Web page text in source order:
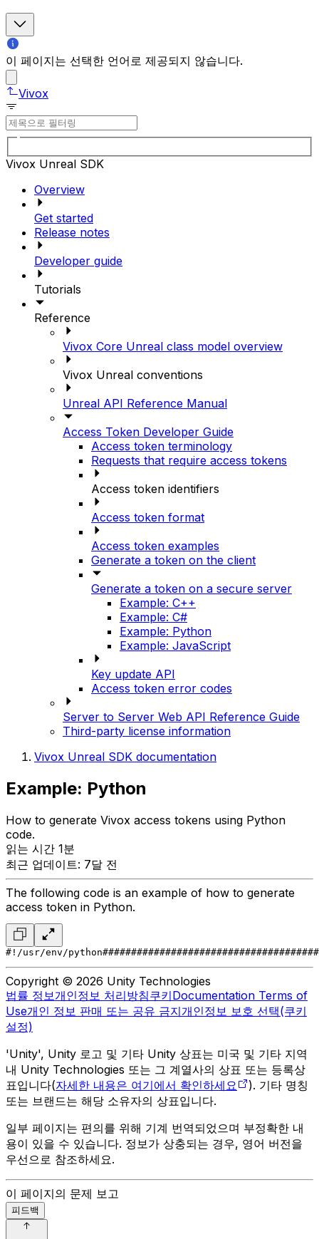
이 페이지는 선택한 언어로 제공되지 않습니다.
Vivox
Vivox Unreal SDK
Overview
Get started
Release notes
Developer guide
Tutorials
Reference
Vivox Core Unreal class model overview
Vivox Unreal conventions
Unreal API Reference Manual
Access Token Developer Guide
Access token terminology
Requests that require access tokens
Access token identifiers
Access token format
Access token examples
Generate a token on the client
Generate a token on a secure server
Example: C++
Example: C#
Example: Python
Example: JavaScript
Key update API
Access token error codes
Server to Server Web API Reference Guide
Third-party license information
Vivox Unreal SDK documentation
Example: Python
How to generate Vivox access tokens using Python
code.
읽는 시간 1분
최근 업데이트: 7달 전
The following code is an example of how to generate
access token in Python.
#!/usr/env/python
Copyright © 2026 Unity Technologies
법률 정보개인정보 처리방침쿠키Documentation Terms of
Use개인 정보 판매 또는 공유 금지개인정보 보호 선택(쿠키
설정)
'Unity', Unity 로고 및 기타 Unity 상표는 미국 및 기타 지역
내 Unity Technologies 또는 그 계열사의 상표 또는 등록상
표입니다(자세한 내용은 여기에서 확인하세요
). 기타 명칭
또는 브랜드는 해당 소유자의 상표입니다.
일부 페이지는 편의를 위해 기계 번역되었으며 부정확한 내
용이 있을 수 있습니다. 정보가 상충되는 경우, 영어 버전을
우선으로 참조하세요.
이 페이지의 문제 보고
피드백